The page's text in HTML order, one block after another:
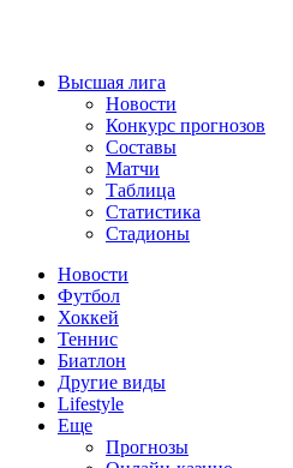
Высшая лига
Новости
Конкурс прогнозов
Составы
Матчи
Таблица
Статистика
Стадионы
Новости
Футбол
Хоккей
Теннис
Биатлон
Другие виды
Lifestyle
Еще
Прогнозы